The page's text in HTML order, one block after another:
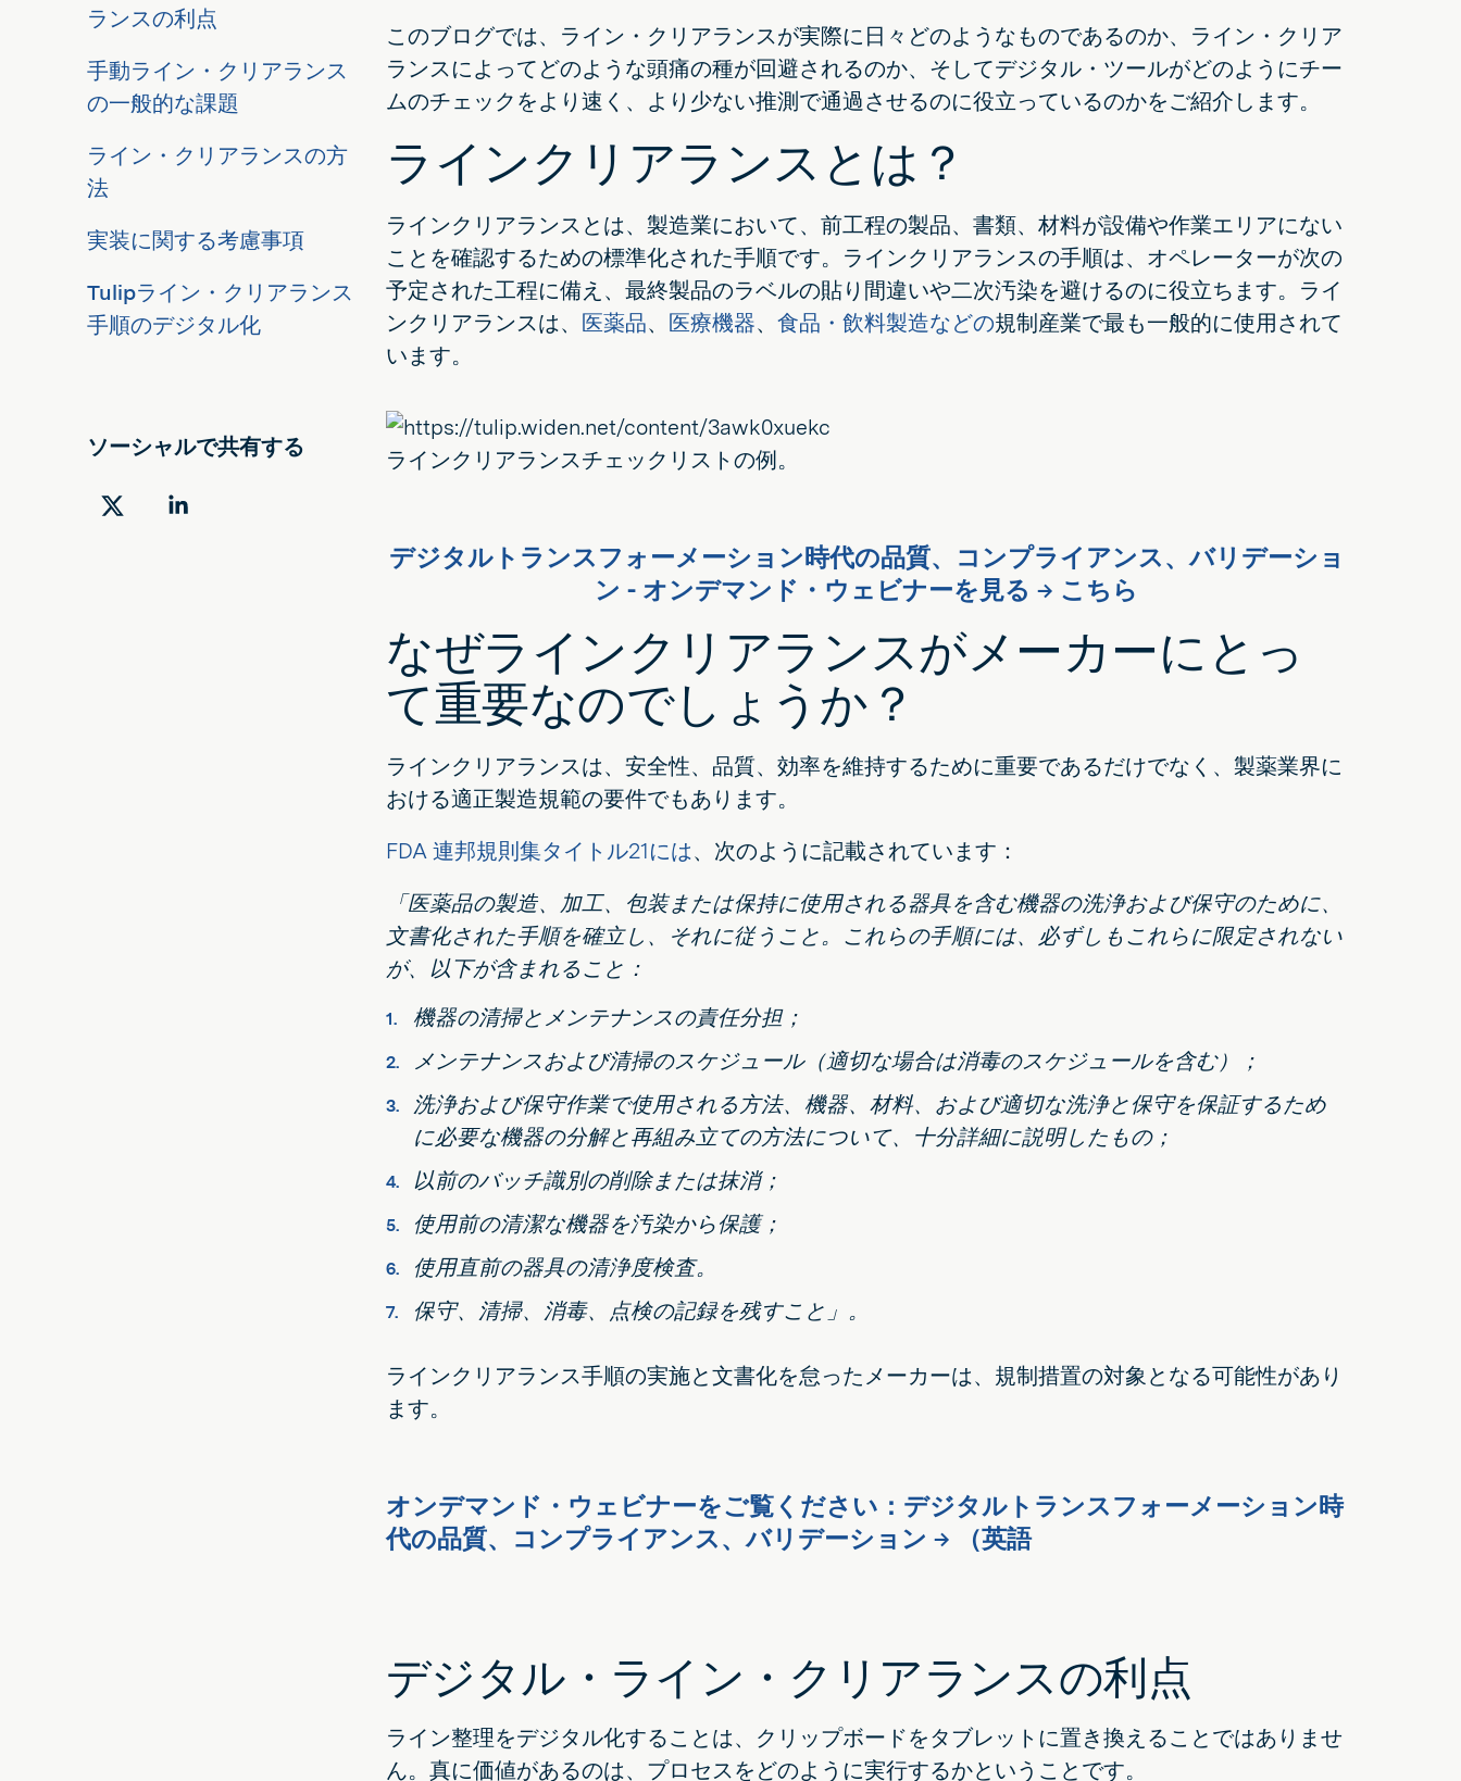
ランスの利点
手動ライン・クリアランス
の一般的な課題
ライン・クリアランスの方
法
実装に関する考慮事項
Tulipライン・クリアランス
手順のデジタル化
ソーシャルで共有する
ツ
LinkedIn
このブログでは、ライン・クリアランスが実際に日々どのようなものであるのか、ライン・クリア
ランスによってどのような頭痛の種が回避されるのか、そしてデジタル・ツールがどのようにチー
ムのチェックをより速く、より少ない推測で通過させるのに役立っているのかをご紹介します。
ラインクリアランスとは？
ラインクリアランスとは、製造業において、前工程の製品、書類、材料が設備や作業エリアにない
ことを確認するための標準化された手順です。ラインクリアランスの手順は、オペレーターが次の
予定された工程に備え、最終製品のラベルの貼り間違いや二次汚染を避けるのに役立ちます。ライ
ンクリアランスは、 医薬品、 医療機器、 食品・飲料製造などの規制産業で最も一般的に使用されて
います。
ラインクリアランスチェックリストの例。
デジタルトランスフォーメーション時代の品質、コンプライアンス、バリデーショ
ン - オンデマンド・ウェビナーを見る → こちら
なぜラインクリアランスがメーカーにとっ
て重要なのでしょうか？
ラインクリアランスは、安全性、品質、効率を維持するために重要であるだけでなく、製薬業界に
おける適正製造規範の要件でもあります。
FDA 連邦規則集タイトル21には、次のように記載されています：
「医薬品の製造、加工、包装または保持に使用される器具を含む機器の洗浄および保守のために、
文書化された手順を確立し、それに従うこと。これらの手順には、必ずしもこれらに限定されない
が、以下が含まれること：
機器の清掃とメンテナンスの責任分担；
メンテナンスおよび清掃のスケジュール（適切な場合は消毒のスケジュールを含む）；
洗浄および保守作業で使用される方法、機器、材料、および適切な洗浄と保守を保証するため
に必要な機器の分解と再組み立ての方法について、十分詳細に説明したもの；
以前のバッチ識別の削除または抹消；
使用前の清潔な機器を汚染から保護；
使用直前の器具の清浄度検査。
保守、清掃、消毒、点検の記録を残すこと」。
ラインクリアランス手順の実施と文書化を怠ったメーカーは、規制措置の対象となる可能性があり
ます。
オンデマンド・ウェビナーをご覧ください：デジタルトランスフォーメーション時
代の品質、コンプライアンス、バリデーション → （英語
デジタル・ライン・クリアランスの利点
ライン整理をデジタル化することは、クリップボードをタブレットに置き換えることではありませ
ん。真に価値があるのは、プロセスをどのように実行するかということです。